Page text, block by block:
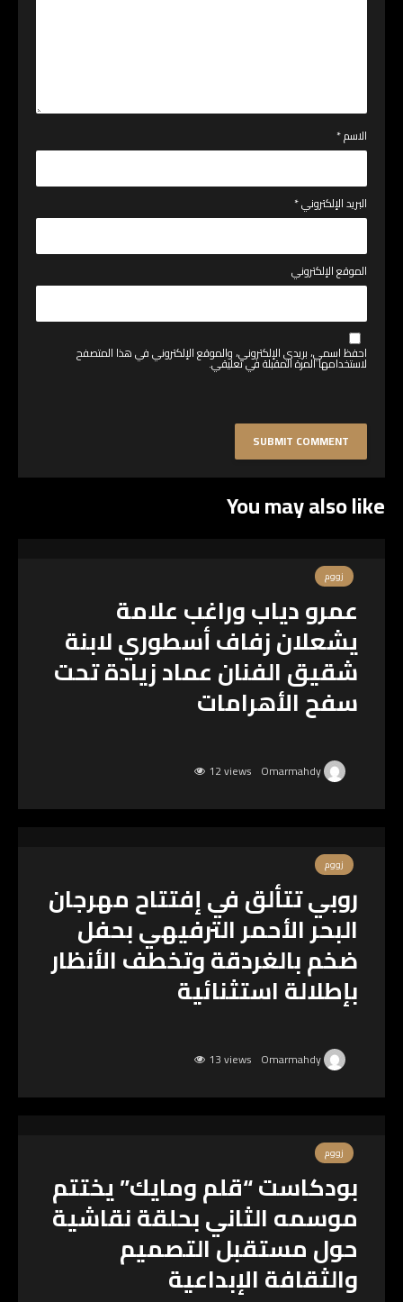
الاسم*
البريد الإلكتروني*
الموقع الإلكتروني
احفظ اسمي، بريدي الإلكتروني، والموقع الإلكتروني في هذا المتصفح
لاستخدامها المرة المقبلة في تعليقي.
You may also like
زووم
عمرو دياب وراغب علامة
يشعلان زفاف أسطوري لابنة
شقيق الفنان عماد زيادة تحت
سفح الأهرامات
12 views
زووم
روبي تتألق في إفتتاح مهرجان
البحر الأحمر الترفيهي بحفل
ضخم بالغردقة وتخطف الأنظار
بإطلالة استثنائية
13 views
زووم
بودكاست “قلم ومايك” يختتم
موسمه الثاني بحلقة نقاشية
حول مستقبل التصميم
والثقافة الإبداعية